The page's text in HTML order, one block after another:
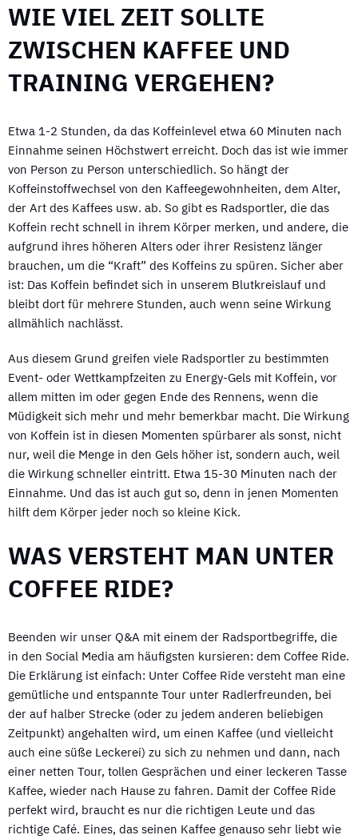
WIE VIEL ZEIT SOLLTE
ZWISCHEN KAFFEE UND
TRAINING VERGEHEN?
Etwa 1-2 Stunden, da das Koffeinlevel etwa 60 Minuten nach
Einnahme seinen Höchstwert erreicht. Doch das ist wie immer
von Person zu Person unterschiedlich. So hängt der
Koffeinstoffwechsel von den Kaffeegewohnheiten, dem Alter,
der Art des Kaffees usw. ab. So gibt es Radsportler, die das
Koffein recht schnell in ihrem Körper merken, und andere, die
aufgrund ihres höheren Alters oder ihrer Resistenz länger
brauchen, um die “Kraft” des Koffeins zu spüren. Sicher aber
ist: Das Koffein befindet sich in unserem Blutkreislauf und
bleibt dort für mehrere Stunden, auch wenn seine Wirkung
allmählich nachlässt.
Aus diesem Grund greifen viele Radsportler zu bestimmten
Event- oder Wettkampfzeiten zu Energy-Gels mit Koffein, vor
allem mitten im oder gegen Ende des Rennens, wenn die
Müdigkeit sich mehr und mehr bemerkbar macht. Die Wirkung
von Koffein ist in diesen Momenten spürbarer als sonst, nicht
nur, weil die Menge in den Gels höher ist, sondern auch, weil
die Wirkung schneller eintritt. Etwa 15-30 Minuten nach der
Einnahme. Und das ist auch gut so, denn in jenen Momenten
hilft dem Körper jeder noch so kleine Kick.
WAS VERSTEHT MAN UNTER
COFFEE RIDE?
Beenden wir unser Q&A mit einem der Radsportbegriffe, die
in den Social Media am häufigsten kursieren: dem Coffee Ride.
Die Erklärung ist einfach: Unter Coffee Ride versteht man eine
gemütliche und entspannte Tour unter Radlerfreunden, bei
der auf halber Strecke (oder zu jedem anderen beliebigen
Zeitpunkt) angehalten wird, um einen Kaffee (und vielleicht
auch eine süße Leckerei) zu sich zu nehmen und dann, nach
einer netten Tour, tollen Gesprächen und einer leckeren Tasse
Kaffee, wieder nach Hause zu fahren. Damit der Coffee Ride
perfekt wird, braucht es nur die richtigen Leute und das
richtige Café. Eines, das seinen Kaffee genauso sehr liebt wie